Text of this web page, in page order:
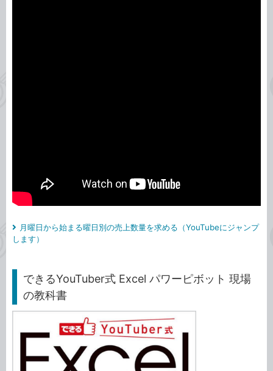
月曜日から始まる曜日別の売上数量を求める（YouTubeにジャンプ
します）
できるYouTuber式 Excel パワーピボット 現場
の教科書